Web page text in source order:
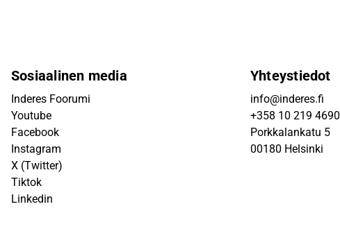
Sosiaalinen media
Inderes Foorumi
Youtube
Facebook
Instagram
X (Twitter)
Tiktok
Linkedin
Yhteystiedot
info@inderes.fi
+358 10 219 4690
Porkkalankatu 5
00180 Helsinki